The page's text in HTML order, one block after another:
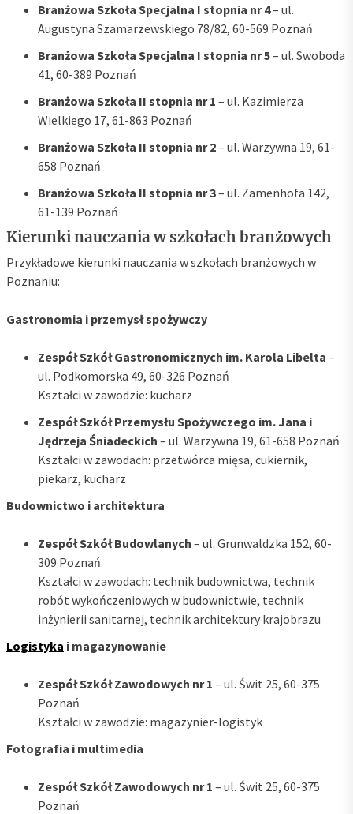
Branżowa Szkoła Specjalna I stopnia nr 4– ul.
Augustyna Szamarzewskiego 78/82, 60-569 Poznań
Branżowa Szkoła Specjalna I stopnia nr 5– ul. Swoboda
41, 60-389 Poznań
Branżowa Szkoła II stopnia nr 1 – ul. Kazimierza
Wielkiego 17, 61-863 Poznań
Branżowa Szkoła II stopnia nr 2– ul. Warzywna 19, 61-
658 Poznań
Branżowa Szkoła II stopnia nr 3– ul. Zamenhofa 142,
61-139 Poznań
Kierunki nauczania w szkołach branżowych
Przykładowe kierunki nauczania w szkołach branżowych w
Poznaniu:
Gastronomia i przemysł spożywczy
Zespół Szkół Gastronomicznych im. Karola Libelta –
ul. Podkomorska 49, 60-326 Poznań
Kształci w zawodzie: kucharz
Zespół Szkół Przemysłu Spożywczego im. Jana i
Jędrzeja Śniadeckich – ul. Warzywna 19, 61-658 Poznań
Kształci w zawodach: przetwórca mięsa, cukiernik,
piekarz, kucharz
Budownictwo i architektura
Zespół Szkół Budowlanych – ul. Grunwaldzka 152, 60-
309 Poznań
Kształci w zawodach: technik budownictwa, technik
robót wykończeniowych w budownictwie, technik
inżynierii sanitarnej, technik architektury krajobrazu
Logistyka i magazynowanie
Zespół Szkół Zawodowych nr 1 – ul. Świt 25, 60-375
Poznań
Kształci w zawodzie: magazynier-logistyk
Fotografia i multimedia
Zespół Szkół Zawodowych nr 1 – ul. Świt 25, 60-375
Poznań